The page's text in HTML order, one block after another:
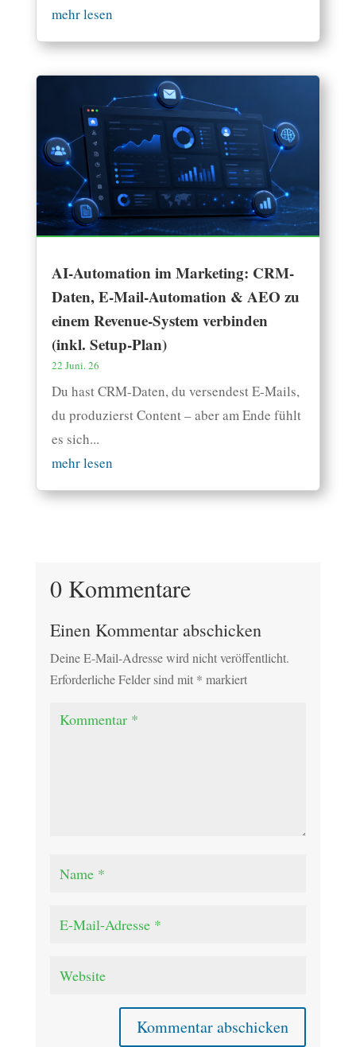
mehr lesen
AI-Automation im Marketing: CRM-
Daten, E-Mail-Automation & AEO zu
einem Revenue-System verbinden
(inkl. Setup-Plan)
22 Juni. 26
Du hast CRM-Daten, du versendest E-Mails,
du produzierst Content – aber am Ende fühlt
es sich...
mehr lesen
0 Kommentare
Einen Kommentar abschicken
Deine E-Mail-Adresse wird nicht veröffentlicht.
Erforderliche Felder sind mit * markiert
Kommentar abschicken